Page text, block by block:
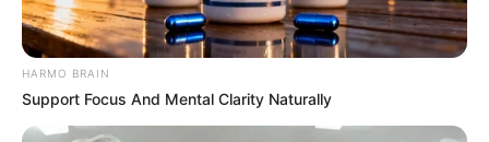
HARMO BRAIN
Support Focus And Mental Clarity Naturally